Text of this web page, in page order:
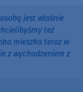
jest właśnie
też
mieszka teraz w
z wychodzeniem z